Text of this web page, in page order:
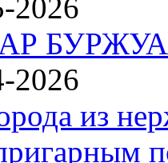
2026
БУРЖУА:
2026
из